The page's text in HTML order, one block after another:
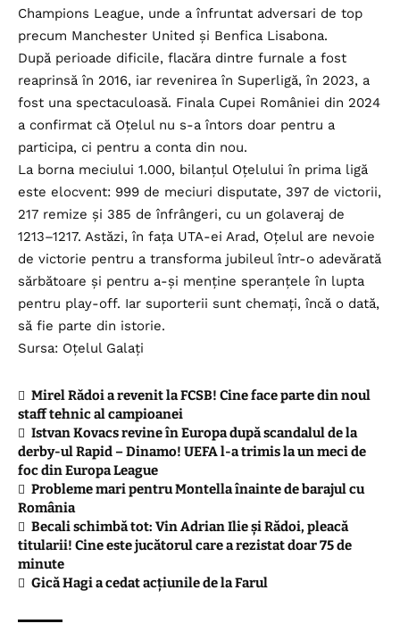
Champions League, unde a înfruntat adversari de top
precum Manchester United și Benfica Lisabona.
După perioade dificile, flacăra dintre furnale a fost
reaprinsă în 2016, iar revenirea în Superligă, în 2023, a
fost una spectaculoasă. Finala Cupei României din 2024
a confirmat că Oțelul nu s-a întors doar pentru a
participa, ci pentru a conta din nou.
La borna meciului 1.000, bilanțul Oțelului în prima ligă
este elocvent: 999 de meciuri disputate, 397 de victorii,
217 remize și 385 de înfrângeri, cu un golaveraj de
1213–1217. Astăzi, în fața UTA-ei Arad, Oțelul are nevoie
de victorie pentru a transforma jubileul într-o adevărată
sărbătoare și pentru a-și menține speranțele în lupta
pentru play-off. Iar suporterii sunt chemați, încă o dată,
să fie parte din istorie.
Sursa: Oțelul Galați
Mirel Rădoi a revenit la FCSB! Cine face parte din noul
staff tehnic al campioanei
Istvan Kovacs revine în Europa după scandalul de la
derby-ul Rapid – Dinamo! UEFA l-a trimis la un meci de
foc din Europa League
Probleme mari pentru Montella înainte de barajul cu
România
Becali schimbă tot: Vin Adrian Ilie și Rădoi, pleacă
titularii! Cine este jucătorul care a rezistat doar 75 de
minute
Gică Hagi a cedat acțiunile de la Farul